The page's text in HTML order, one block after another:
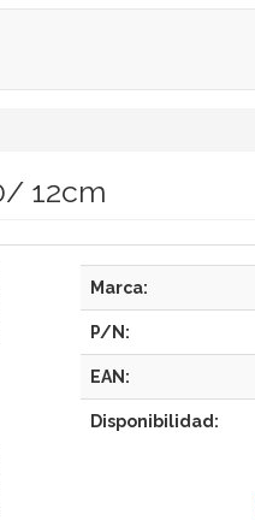
12cm
Marca:
P/N:
EAN:
Disponibilidad: